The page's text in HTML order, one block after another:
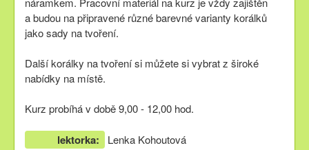
a budou na připravené různé barevné varianty korálků
jako sady na tvoření.
Další korálky na tvoření si můžete si vybrat z široké
nabídky na místě.
Kurz probíhá v době 9,00 - 12,00 hod.
lektorka: Lenka Kohoutová